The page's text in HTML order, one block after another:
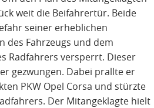
weit die Beifahrertür. Beide
seiner erheblichen
des Fahrzeugs und dem
Radfahrers versperrt. Dieser
gezwungen. Dabei prallte er
PKW Opel Corsa und stürzte
Der Mitangeklagte hielt